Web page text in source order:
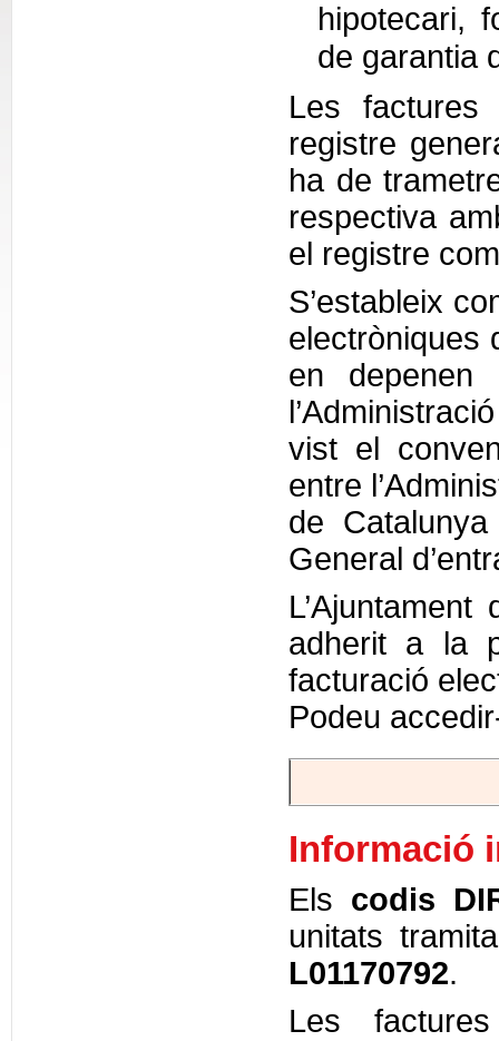
hipotecari,
de garantia
Les
registre
ha de
respectiva
el registre
S’estableix
electròniques
en depenen
vist el
entre
de
General
adherit a la
facturació
Podeu
Informació
Els codis
unitats
L01170792.
Les